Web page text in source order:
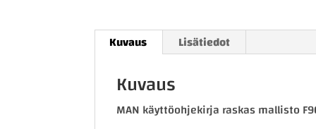
Kuvaus Lisätiedot
Kuvaus
MAN käyttöohjekirja raskas mallisto